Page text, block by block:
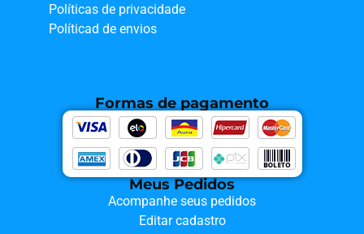
Políticas de privacidade
Políticad de envios
Formas de pagamento
Meus Pedidos
Acompanhe seus pedidos
Editar cadastro